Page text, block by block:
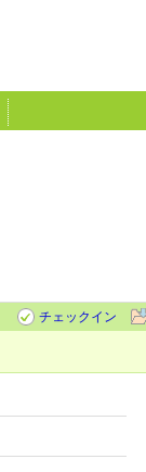
チェックイン